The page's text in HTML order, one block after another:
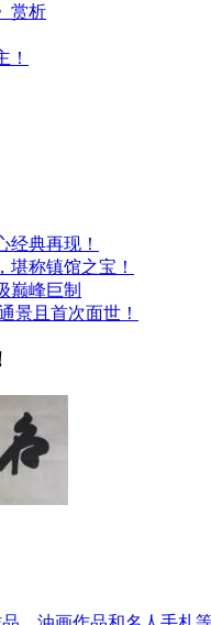
赏析
！
经典再现！
堪称镇馆之宝！
巅峰巨制
景且首次面世！